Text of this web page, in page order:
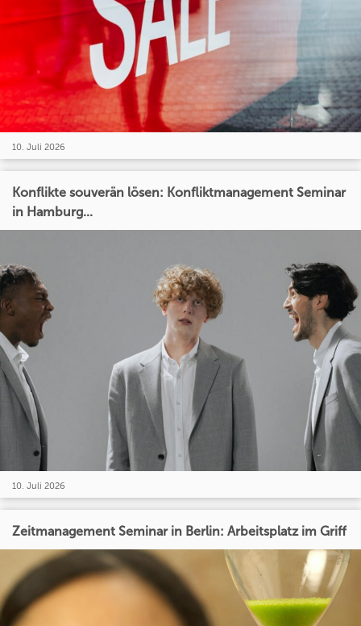
10. Juli 2026
Konflikte souverän lösen: Konfliktmanagement Seminar
in Hamburg...
10. Juli 2026
Zeitmanagement Seminar in Berlin: Arbeitsplatz im Griff